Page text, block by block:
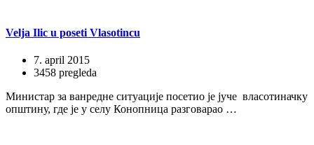
Velja Ilic u poseti Vlasotincu
7. april 2015
3458 pregleda
Министар за ванредне ситуације посетио је јуче власотиначку
општину, где је у селу Конопница разговарао …